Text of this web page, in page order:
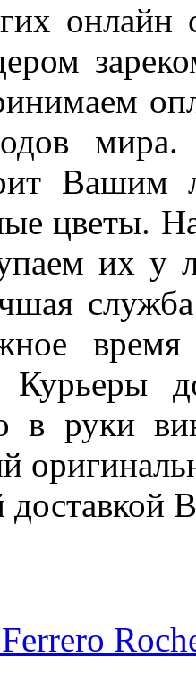
онлайн
мира.
цветы.
их у
Курьеры
в руки
доставкой